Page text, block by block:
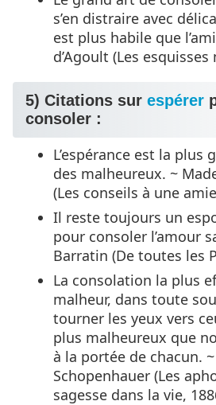
s’en distraire avec
est plus habile que
d’Agoult (Les
5) Citations sur espérer
consoler :
L’espérance est la plus
des malheureux. ~
(Les conseils à une
Il reste toujours un
pour consoler l’amour
Barratin (De toutes les
La consolation la plus
malheur, dans toute
tourner les yeux vers
plus malheureux que
à la portée de chacun.
Schopenhauer (Les
sagesse dans la vie,